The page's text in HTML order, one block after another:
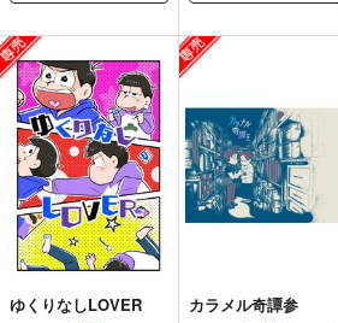
ゆくりなしLOVER
カラメル奇譚参